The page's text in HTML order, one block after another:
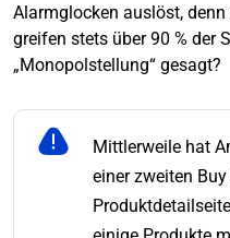
Alarmglocken auslöst,
greifen stets über 90 % der
„Monopolstellung“ gesagt?
Mittlerweile hat
einer zweiten